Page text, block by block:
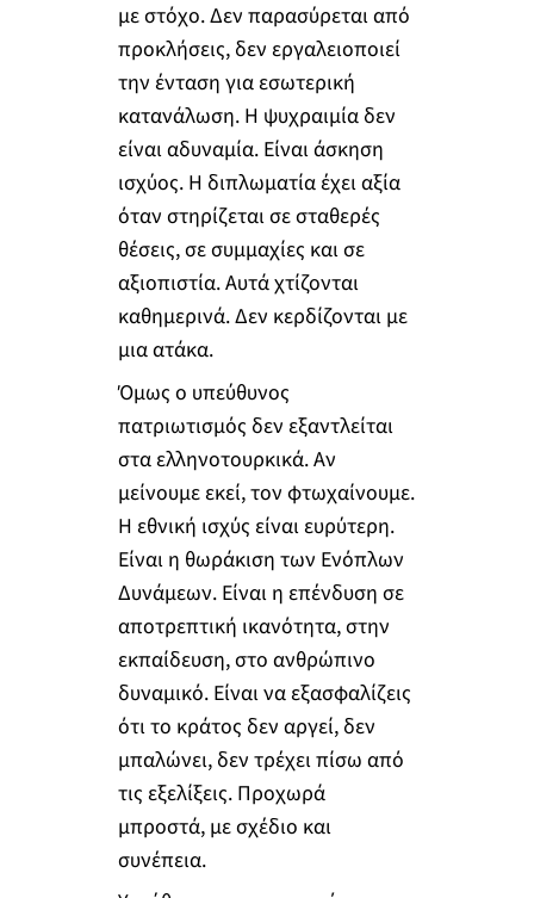
με στόχο. Δεν παρασύρεται από
προκλήσεις, δεν εργαλειοποιεί
την ένταση για εσωτερική
κατανάλωση. Η ψυχραιμία δεν
είναι αδυναμία. Είναι άσκηση
ισχύος. Η διπλωματία έχει αξία
όταν στηρίζεται σε σταθερές
θέσεις, σε συμμαχίες και σε
αξιοπιστία. Αυτά χτίζονται
καθημερινά. Δεν κερδίζονται με
μια ατάκα.
Όμως ο υπεύθυνος
πατριωτισμός δεν εξαντλείται
στα ελληνοτουρκικά. Αν
μείνουμε εκεί, τον φτωχαίνουμε.
Η εθνική ισχύς είναι ευρύτερη.
Είναι η θωράκιση των Ενόπλων
Δυνάμεων. Είναι η επένδυση σε
αποτρεπτική ικανότητα, στην
εκπαίδευση, στο ανθρώπινο
δυναμικό. Είναι να εξασφαλίζεις
ότι το κράτος δεν αργεί, δεν
μπαλώνει, δεν τρέχει πίσω από
τις εξελίξεις. Προχωρά
μπροστά, με σχέδιο και
συνέπεια.